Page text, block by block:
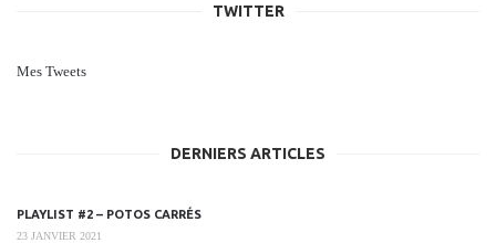
TWITTER
Mes Tweets
DERNIERS ARTICLES
PLAYLIST #2 – POTOS CARRÉS
23 JANVIER 2021